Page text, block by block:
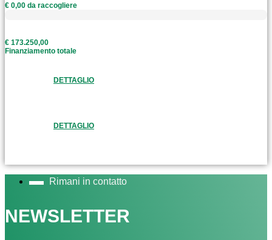
€ 0,00 da raccogliere
€ 173.250,00
Finanziamento totale
DETTAGLIO
DETTAGLIO
Rimani in contatto
NEWSLETTER